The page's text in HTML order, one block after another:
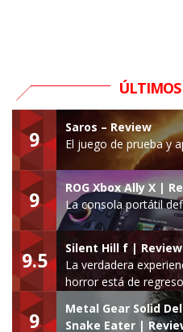
9
Saros – Review
El juego de prueba y
9
ROG Xbox Ally X |
La consola portátil
9.5
Silent Hill f | Review
La verdadera
horror está de regreso
9
Metal Gear Solid
Snake Eater |